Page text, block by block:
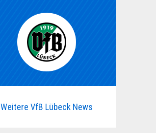
Weitere VfB Lübeck News